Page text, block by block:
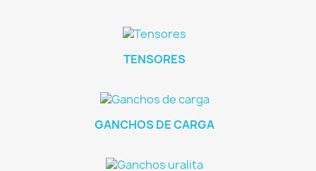
TENSORES
GANCHOS DE CARGA